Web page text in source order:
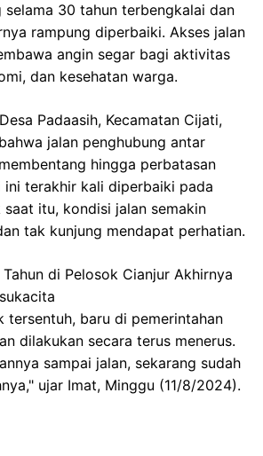
selama 30 tahun terbengkalai dan
rampung diperbaiki. Akses jalan
angin segar bagi aktivitas
dan kesehatan warga.
Padaasih, Kecamatan Cijati,
jalan penghubung antar
hingga perbatasan
ini terakhir kali diperbaiki pada
saat itu, kondisi jalan semakin
tak kunjung mendapat perhatian.
tersentuh, baru di pemerintahan
dilakukan secara terus menerus.
sampai jalan, sekarang sudah
ujar Imat, Minggu (11/8/2024).